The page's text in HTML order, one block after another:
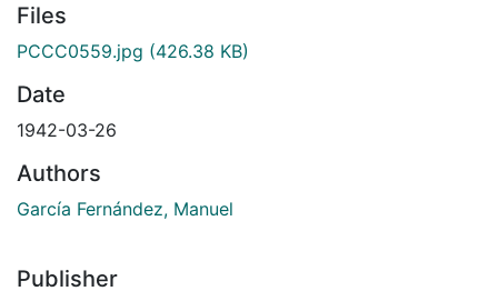
Files
PCCC0559.jpg (426.38 KB)
Date
1942-03-26
Authors
García Fernández, Manuel
Publisher